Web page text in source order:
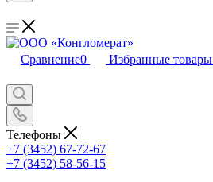
Сравнение0 Избранные товары
Телефоны
+7 (3452) 67-72-67
+7 (3452) 58-56-15